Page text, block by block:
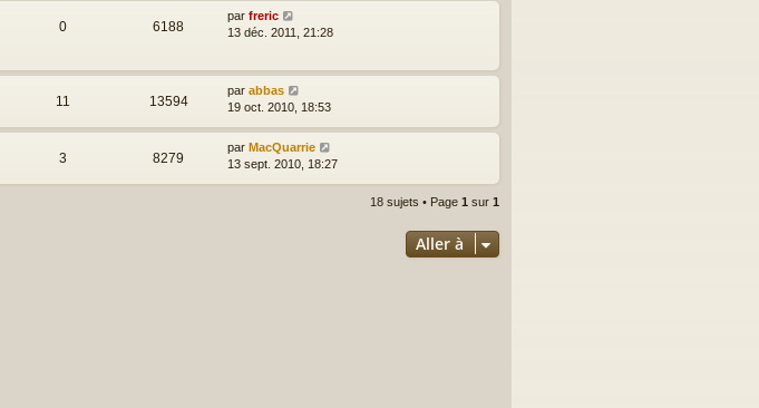
0 6188
par freric
13 déc. 2011, 21:28
11 13594
par abbas
19 oct. 2010, 18:53
3 8279
par MacQuarrie
13 sept. 2010, 18:27
18 sujets • Page 1 sur 1
Aller à